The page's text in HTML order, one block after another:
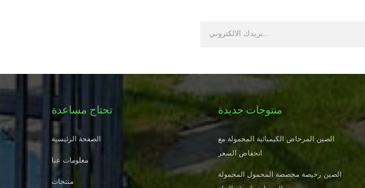
تحتاج مساعدة
الصفحة الرئيسية
معلومات عنا
منتجات
منتوجات جديدة
الصين المرحاض الكيميائية المحمولة مع
انخفاض السعر
الصين رخيصة مخصصة المحمول المحمولة